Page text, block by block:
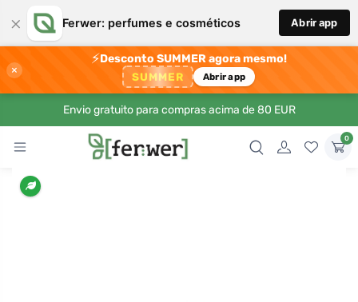
× Ferwer: perfumes e cosméticos Abrir app
×
⚡Desconto SUMMER agora mesmo!
SUMMER Abrir app
Envio gratuito para compras acima de 80 EUR
0